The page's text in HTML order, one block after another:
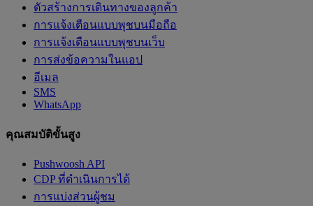
ตัวสร้างการเดินทางของลูกค้า
การแจ้งเตือนแบบพุชบนมือถือ
การแจ้งเตือนแบบพุชบนเว็บ
การส่งข้อความในแอป
อีเมล
SMS
WhatsApp
คุณสมบัติขั้นสูง
Pushwoosh API
CDP ที่ดำเนินการได้
การแบ่งส่วนผู้ชม